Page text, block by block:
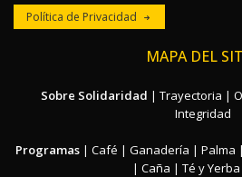
Política de Privacidad
MAPA DEL
Sobre Solidaridad | Trayectoria |
Integridad
Programas | Café | Ganadería | Palma |
| Caña | Té y